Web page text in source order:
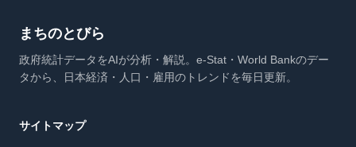
まちのとびら
政府統計データをAIが分析・解説。e-Stat・World Bankのデー
タから、日本経済・人口・雇用のトレンドを毎日更新。
サイトマップ